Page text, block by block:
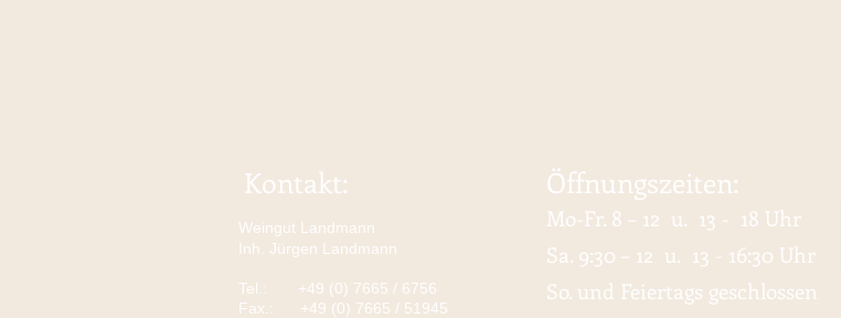
Weingut Landmann
Inh. Jürgen Landmann
Tel.: +49 (0) 7665 / 6756
Fax.: +49 (0) 7665 / 51945
Kontakt: Öffnungszeiten:
Mo-Fr. 8
– 12 u. 13 - 18 Uhr
Sa. 9:30 – 12 u. 13 - 16:30 Uhr
So. und Feiertags geschlossen